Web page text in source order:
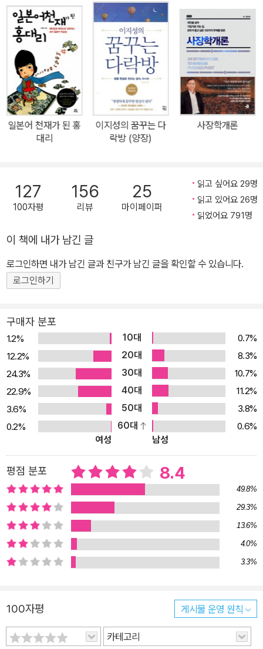
강생들과 함께 해외 우물 파기, 도서관 짓기, 탈북자 구출 모금 등에
수억 원을 기부했으며, 후원금 100% 전액을 필요한 곳에 후원하는
기부 단체인 <드림스드림>의 홍보대사를 맡고 있다.
바탕으로 구성된 이야기다. ‘1년 365권 자기계발 독서’를 통해 성공
자의 사고방식을 갖게 되는 방법을 실제 주인공인 저자에게 직접 멘
토링 받을 수 있는 기회를 잡아보자. 국민 멘토 이지성의 100% 독서
스토리 공개 스무 권이 넘는 책을 펴내고 국내에서만 총 200만부가
넘게 팔려나가며 미국, 일본, 중국, 대만, 베트남 등에서도 활발히 활
동하고 있는 이지성 작가의 독서 사랑은 이미 전작을 통해서도 알려
져 있는 바이다. 지금의 독서 고수가 되기까지, 그는 처음 어떻게 책을
읽기 시작했을까? 스무 살부터 8년간 하루에 10권 이상씩을 독파하
음에도 불구하고 패배자가 된 자신의 상황을 직시하며 그동안 해왔던
독서법에 대해 철저히 의문을 품고 고민하기 시작했다. 그 후 완전히
다른 독서를 시작하게 되는데, 바로 운명을 바꾸기 위한 ‘생존 독서’이
멘토가 되어 많은 멘티들에게 꿈을 이루는 독서법을 전파하고 있다.
이 책에 그 내용을 고스란히 담았다. 전작 [리딩으로 리드하라]로 인
문독서 열풍을 일으켰다면, [독서 천재 홍 대리]를 통해서는 운명을
의 불안함과 무료함, 두려움을 도서의 힘으로 떨쳐낼 수 있었던 독서
비결의 보따리를 풀어보자. 정말, 단지 책만 읽으면 된다고? 책이라
면 라면받침으로만 썼던 홍 대리. 돌이켜 보니 1년에 단 한 권의 책도
읽는 둥 마는 둥이었다. 그런 그에게 인생을 바꾸기 위한 독서 미션이
단계별로 주어진다. 책이 좋다는 것은 누구나 알고 있다. 홍 대리 역시
어릴 적부터 귀에 못이 박히도록 듣던 부모님의 잔소리 아니었던가.
하지만 성공을 위한 독서에는 남다른 방법이 있었다. 독서 멘토로 만
난 해일은 최소한 제자리를 지키기 위해서는 뛰어야 하지만 비슷한
를 자극했다. 이 후 삶을 변화시키고 싶은 간절한 마음에 홍 대리는 독
서 미션을 단계별 수행해 가게 되는데, 신기한 것은 단계별 미션을 완
수할수록 스스로의 변화가 알게 모르게 느껴진다는 것이었다. 처음엔
생존을 위해 어쩔 수 없이 절박한 마음으로 시작했지만 생각이 깊어
지고 점차 간절한 목표가 생기기 시작했다. 회사에서 쫓겨날까봐 걱
정이 되어서도 아니었고, 고급취미로 읽는 것은 더더욱 아니었다. 자
잡힐 듯 뚜렷하게 느껴지기 시작한 것이다. 머리가 아닌 성공한 인생
에게 배운다 저자는 독서를 통해 내면의 부정적인 사고방식과 씨름하
던 사람에서 그 반대의 사람으로, 꿈의 성취를 믿고 싶어서 발버둥 치
일본어 천재가 된 홍
대리
이지성의 꿈꾸는 다
락방 (양장)
사장학개론
127
100자평
156
리뷰
25
마이페이퍼
읽고 싶어요 29명
읽고 있어요 26명
읽었어요 791명
이 책에 내가 남긴 글
로그인하면 내가 남긴 글과 친구가 남긴 글을 확인할 수 있습니다.
로그인하기
구매자 분포
1.2% 10대
0.7%
12.2%
20대
8.3%
24.3%
30대
10.7%
22.9%
40대
11.2%
3.6%
50대
3.8%
0.2%
60대
0.6%
여성
남성
평점 분포 8.4
49.8%
29.3%
13.6%
4.0%
3.3%
100자평 게시물 운영 원칙
카테고리